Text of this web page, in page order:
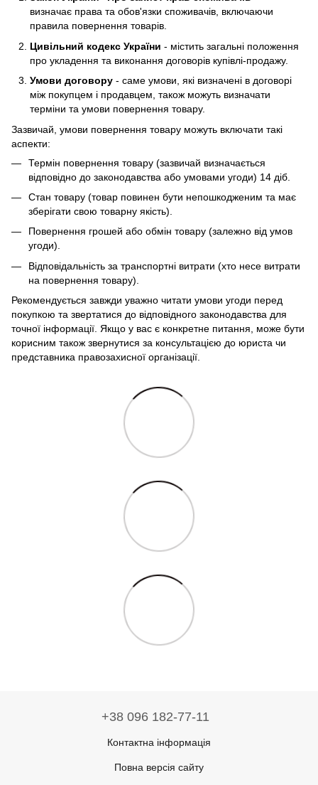
визначає права та обов'язки споживачів, включаючи
правила повернення товарів.
Цивільний кодекс України - містить загальні положення
про укладення та виконання договорів купівлі-продажу.
Умови договору - саме умови, які визначені в договорі
між покупцем і продавцем, також можуть визначати
терміни та умови повернення товару.
Зазвичай, умови повернення товару можуть включати такі
аспекти:
Термін повернення товару (зазвичай визначається
відповідно до законодавства або умовами угоди) 14 діб.
Стан товару (товар повинен бути непошкодженим та має
зберігати свою товарну якість).
Повернення грошей або обмін товару (залежно від умов
угоди).
Відповідальність за транспортні витрати (хто несе витрати
на повернення товару).
Рекомендується завжди уважно читати умови угоди перед
покупкою та звертатися до відповідного законодавства для
точної інформації. Якщо у вас є конкретне питання, може бути
корисним також звернутися за консультацією до юриста чи
представника правозахисної організації.
+38 096 182-77-11
Контактна інформація
Повна версія сайту